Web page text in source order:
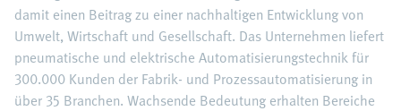
damit einen Beitrag zu einer nachhaltigen Entwicklung von
Umwelt, Wirtschaft und Gesellschaft. Das Unternehmen liefert
pneumatische und elektrische Automatisierungstechnik für
300.000 Kunden der Fabrik- und Prozessautomatisierung in
über 35 Branchen. Wachsende Bedeutung erhalten Bereiche